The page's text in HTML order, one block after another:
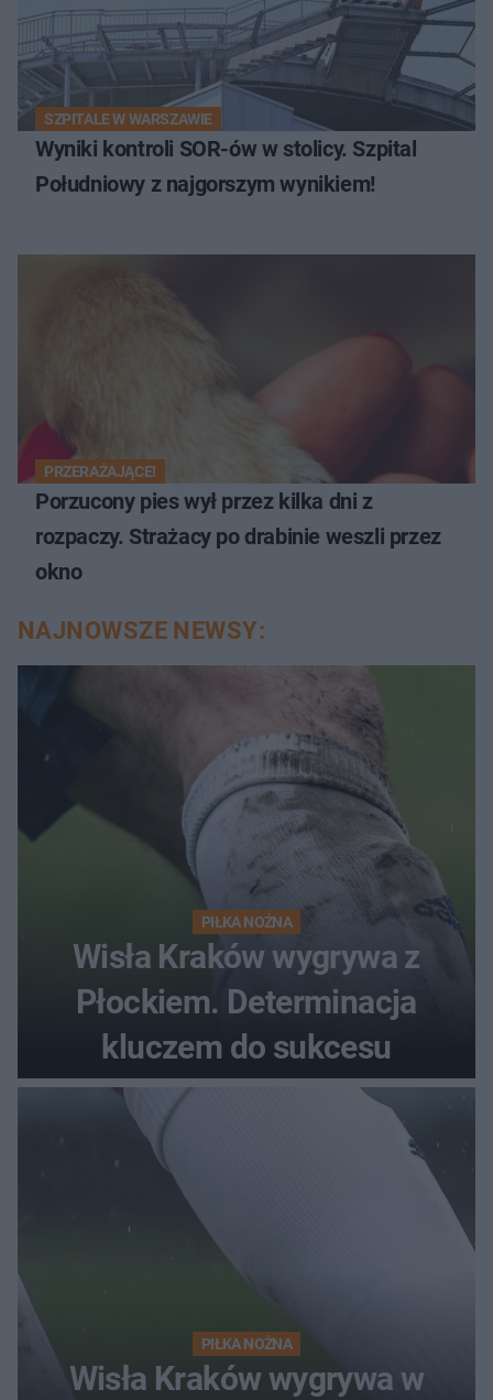
SZPITALE W WARSZAWIE
Wyniki kontroli SOR-ów w stolicy. Szpital
Południowy z najgorszym wynikiem!
PRZERAŻAJĄCE!
Porzucony pies wył przez kilka dni z
rozpaczy. Strażacy po drabinie weszli przez
okno
NAJNOWSZE NEWSY:
PIŁKA NOŻNA
Wisła Kraków wygrywa z
Płockiem. Determinacja
kluczem do sukcesu
PIŁKA NOŻNA
Wisła Kraków wygrywa w